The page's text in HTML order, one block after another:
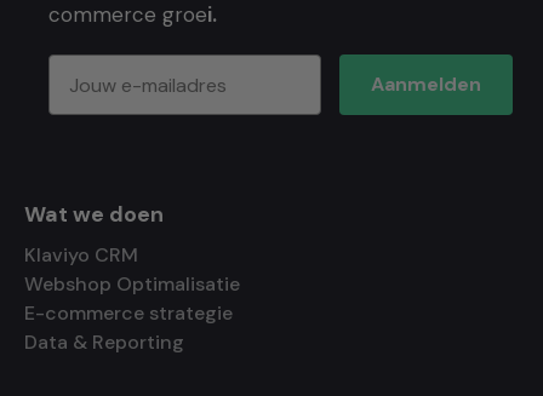
commerce groei.
Aanmelden
Wat we doen
Klaviyo CRM
Webshop Optimalisatie
E-commerce strategie
Data & Reporting